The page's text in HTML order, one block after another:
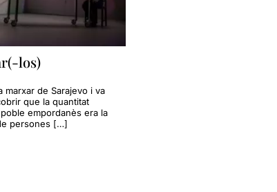
los)
marxar de Sarajevo i va
que la quantitat
poble empordanès era la
persones […]